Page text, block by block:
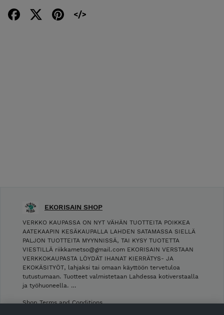
EKORISAIN SHOP
VERKKO KAUPASSA ON NYT VÄHÄN TUOTTEITA POIKKEA
AATEKAAPIN KESÄKAUPALLA LAHDEN SATAMASSA SIELLÄ
PALJON TUOTTEITA MYYNNISSÄ, TAI KYSY TUOTETTA
VIESTILLÄ riikkametso@gmail.com EKORISAIN VERSTAAN
VERKKOKAUPASTA LÖYDÄT IHANAT KIERRÄTYS- JA
EKOKÄSITYÖT, lahjaksi tai omaan käyttöön tervetuloa
tutustumaan. Tuotteet valmistetaan Lahdessa kotiverstaalla
ja työhuoneella. …
Shop Terms and Conditions